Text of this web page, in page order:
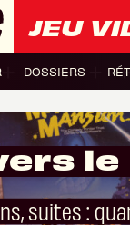
JEU
DOSSIERS
le
suites :